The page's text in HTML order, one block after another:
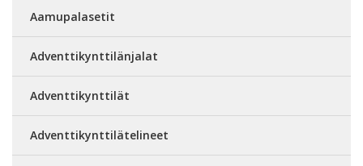
Aamupalasetit
Adventtikynttilänjalat
Adventtikynttilät
Adventtikynttilätelineet